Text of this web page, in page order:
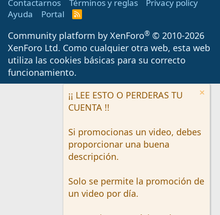
Contactarnos
Términos y reglas
Privacy policy
Ayuda
Portal
R
S
Community platform by XenForo® © 2010-2026
XenForo Ltd. Como cualquier otra web, esta web
utiliza las cookies básicas para su correcto
funcionamiento.
¡¡ LEE ESTO O PERDERAS TU
CUENTA !!
Si promocionas un video, debes
proporcionar una buena
descripción.
Solo se permite la promoción de
un video por día.